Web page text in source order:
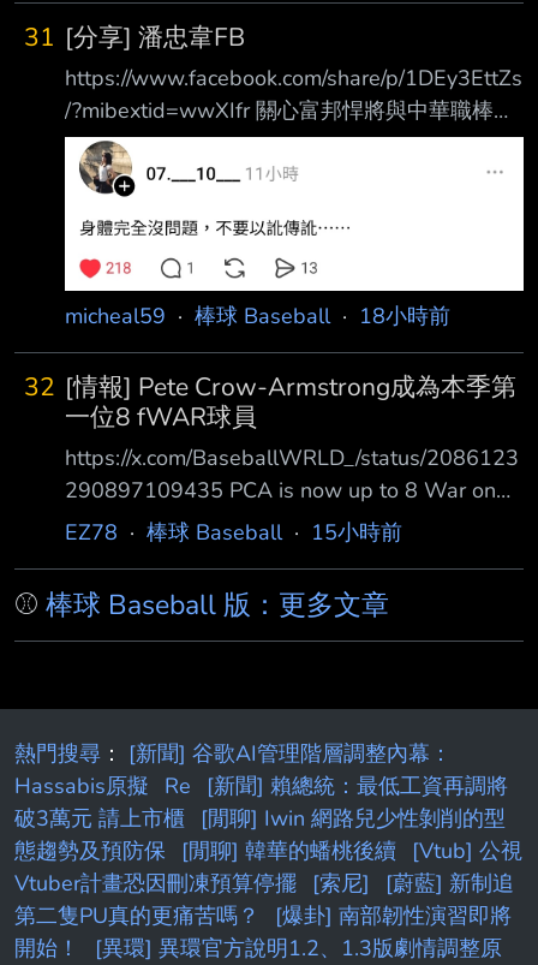
31 [分享] 潘忠韋FB
https://www.facebook.com/share/p/1DEy3EttZs
/?mibextid=wwXIfr 關心富邦悍將與中華職棒的
球迷們： 從球員開始到投入棒球轉播，一直是
我生命中非常熱愛的一部分。 經過一段時間的
劃，我將於即日起暫時告 別富邦悍將主場賽事
的賽事轉播工作。 這十年以來，非常感謝球
團、轉播團隊夥伴們的協助，以及廣大悍將球迷
的準備資料、賽事中專業分析與球員的交流，都
是我極為珍 貴的經歷。 雖然暫
micheal59 · 棒球 Baseball· 18小時前
32 [情報] Pete Crow-Armstrong成為本季第
一位8 fWAR球員
https://x.com/BaseballWRLD_/status/2086123
290897109435 PCA is now up to 8 War on
the season No other player has even reached
reached 6. PCA現在本季已經有8 fWAR了 沒有
其他球員達到7 fWAR以上 且沒有任何其他野手
EZ78 · 棒球 Baseball· 15小時前
⚾ 棒球 Baseball 版：更多文章
熱門搜尋 ： [新聞] 谷歌AI管理階層調整內幕：
Hassabis原擬
Re
[新聞] 賴總統：最低工資再調將
破3萬元 請上市櫃
[閒聊] Iwin 網路兒少性剝削的型
態趨勢及預防保
[閒聊] 韓華的蟠桃後續
[Vtub] 公視
Vtuber計畫恐因刪凍預算停擺
[索尼]
[蔚藍] 新制追
第二隻PU真的更痛苦嗎？
[爆卦] 南部韌性演習即將
開始！
[異環] 異環官方說明1.2、1.3版劇情調整原